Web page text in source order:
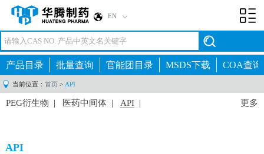
EN
产品目录 批量查询 官能团目录 MSDS下载 COA查询
当前位置： 首页 > API
更多
PEG衍生物 | 医药中间体 | API |
API